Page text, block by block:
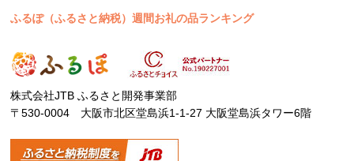
ふるぽ（ふるさと納税）週間お礼の品ランキング
株式会社JTB ふるさと開発事業部
〒530-0004 大阪市北区堂島浜1-1-27 大阪堂島浜タワー6階